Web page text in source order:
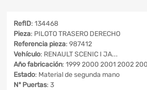
RefID: 134468
Pieza: PILOTO TRASERO DERECHO
Referencia pieza: 987412
Vehículo: RENAULT SCENIC I JA...
Año fabricación: 1999 2000 2001 2002
Estado: Material de segunda mano
Nº Puertas: 3